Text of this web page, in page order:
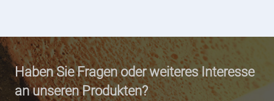
Haben Sie Fragen oder weiteres Interesse
an unseren Produkten?